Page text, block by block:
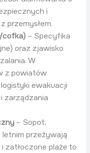
i
przemysłem.
cofka)– Specyfika
oraz zjawisko
W
z powiatów
ewakuacji
zarządzania
– Sopot,
letnim przeżywają
i zatłoczone plaże to